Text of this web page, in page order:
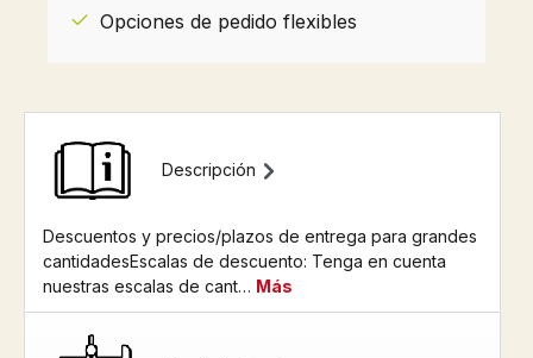
Opciones de pedido flexibles
Descripción
Descuentos y precios/plazos de entrega para grandes
cantidadesEscalas de descuento: Tenga en cuenta
nuestras escalas de cant… Más